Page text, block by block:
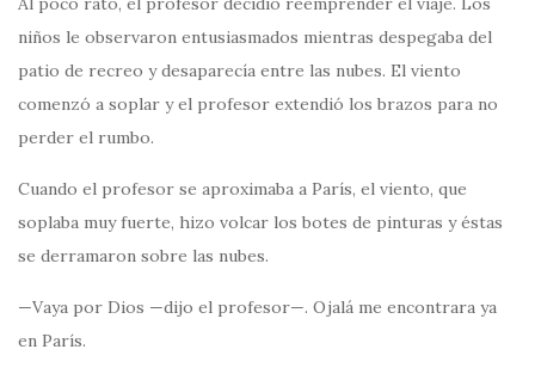
niños le observaron entusiasmados mientras despegaba del
patio de recreo y desaparecía entre las nubes. El viento
comenzó a soplar y el profesor extendió los brazos para no
perder el rumbo.
Cuando el profesor se aproximaba a París, el viento, que
soplaba muy fuerte, hizo volcar los botes de pinturas y éstas
se derramaron sobre las nubes.
—Vaya por Dios —dijo el profesor—. Ojalá me encontrara ya
en París.